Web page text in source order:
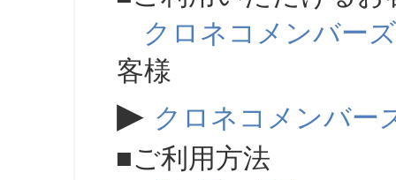
クロネコメンバーズ
客様
▶ クロネコメンバー
■ご利用方法